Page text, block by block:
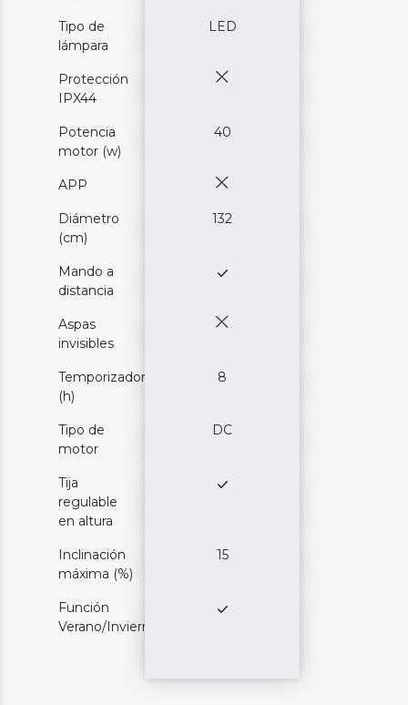
Tipo de
lámpara
LED
Protección
IPX44
Potencia
motor (w)
40
APP
Diámetro
(cm)
132
Mando a
distancia
Aspas
invisibles
Temporizador
(h)
8
Tipo de
motor
DC
Tija
regulable
en altura
Inclinación
máxima (%)
15
Función
Verano/Invierno